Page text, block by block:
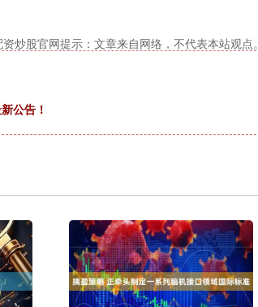
炒股官网提示：文章来自网络，不代表本站观点。
公告！